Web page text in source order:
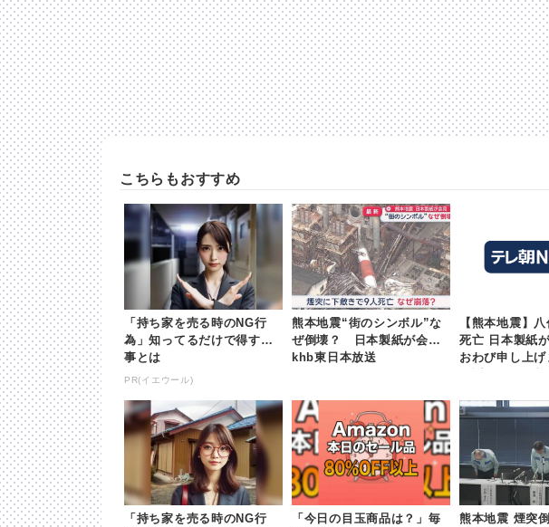
こちらもおすすめ
「持ち家を売る時のNG行
為」知ってるだけで得する
事とは
PR(イエウール)
熊本地震“街のシンボル”な
ぜ倒壊？ 日本製紙が会見 |
khb東日本放送
【熊本地震】
死亡 日本製紙
おわび申し上
「持ち家を売る時のNG行
「今日の目玉商品は？」毎
熊本地震 煙突